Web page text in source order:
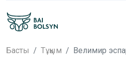
Басты Тұқым Велимир